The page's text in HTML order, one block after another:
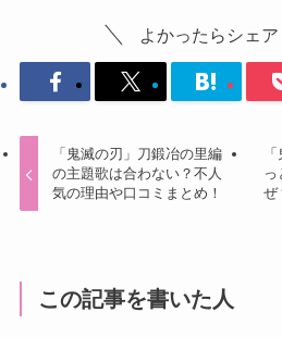
よかったらシェア
「鬼滅の刃」刀鍛冶の里編
の主題歌は合わない？不人
気の理由や口コミまとめ！
ぜ
この記事を書いた人